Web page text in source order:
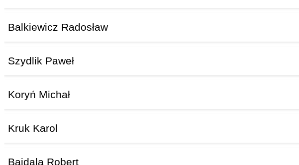
Balkiewicz Radosław
Szydlik Paweł
Koryń Michał
Kruk Karol
Bajdala Robert